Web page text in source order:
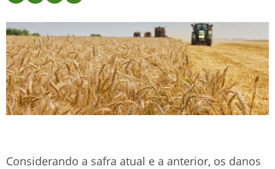
Considerando a safra atual e a anterior, os danos